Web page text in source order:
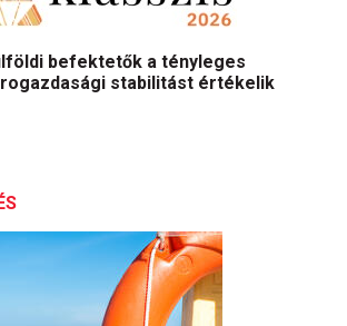
befektetők a tényleges
stabilitást értékelik